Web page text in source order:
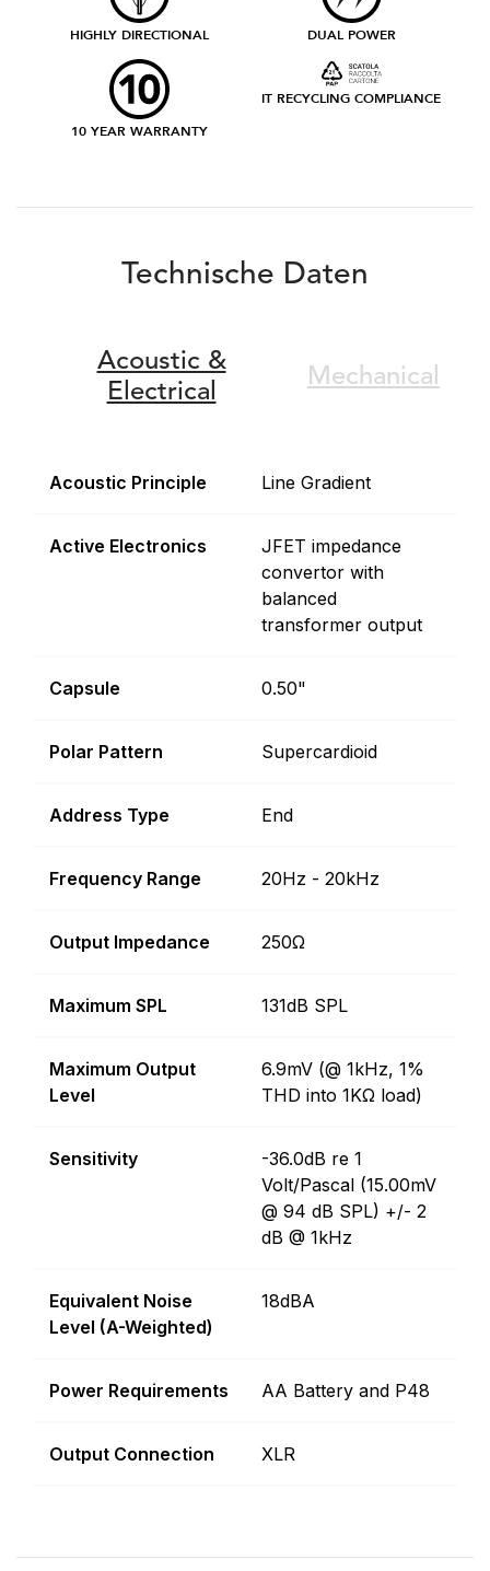
HIGHLY DIRECTIONAL DUAL POWER
10 YEAR WARRANTY
IT RECYCLING COMPLIANCE
Technische Daten
Acoustic &
Electrical
Mechanical
Acoustic Principle Line Gradient
Active Electronics
JFET impedance
convertor with
balanced
transformer output
Capsule 0.50"
Polar Pattern Supercardioid
Address Type End
Frequency Range 20Hz - 20kHz
Output Impedance 250Ω
Maximum SPL 131dB SPL
Maximum Output
Level
6.9mV (@ 1kHz, 1%
THD into 1KΩ load)
Sensitivity
-36.0dB re 1
Volt/Pascal (15.00mV
@ 94 dB SPL) +/- 2
dB @ 1kHz
Equivalent Noise
Level (A-Weighted)
18dBA
Power Requirements AA Battery and P48
Output Connection XLR